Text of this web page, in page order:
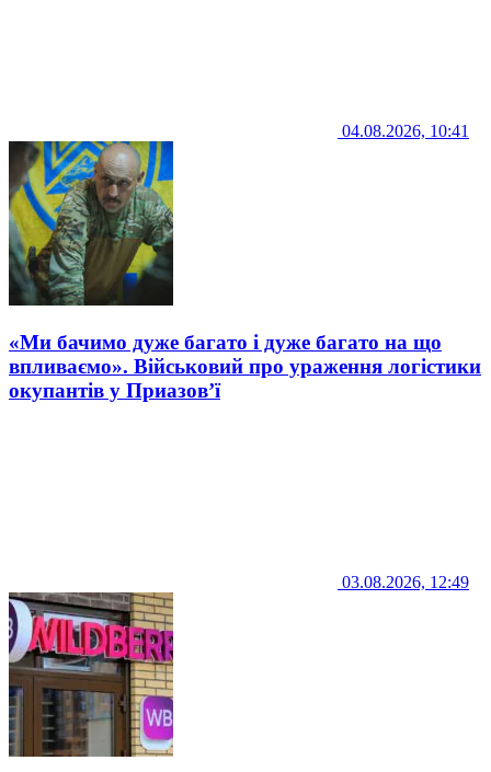
04.08.2026, 10:41
«Ми бачимо дуже багато і дуже багато на що
впливаємо». Військовий про ураження логістики
окупантів у Приазов’ї
03.08.2026, 12:49